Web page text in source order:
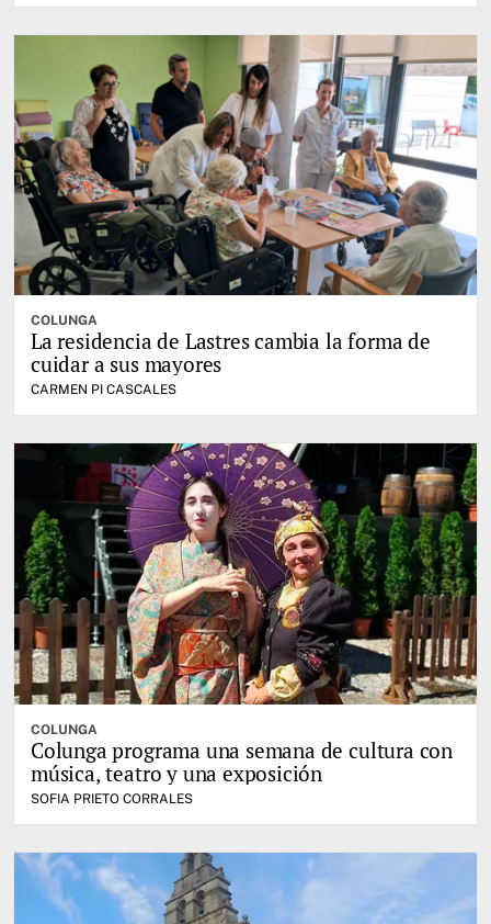
COLUNGA
La residencia de Lastres cambia la forma de
cuidar a sus mayores
CARMEN PI CASCALES
COLUNGA
Colunga programa una semana de cultura con
música, teatro y una exposición
SOFIA PRIETO CORRALES